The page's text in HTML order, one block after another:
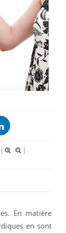
|
|
En matière
en sont